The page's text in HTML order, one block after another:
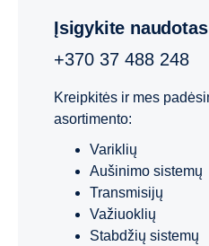
Įsigykite
+370 37 488 248
Kreipkitės ir mes
asortimento:
Variklių
Aušinimo sistemų
Transmisijų
Važiuoklių
Stabdžių sistemų